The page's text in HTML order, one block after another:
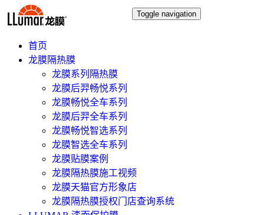
Toggle navigation
首页
龙膜隔热膜
龙膜系列隔热膜
龙膜后羿畅悦系列
龙膜畅悦全车系列
龙膜后羿全车系列
龙膜畅悦智选系列
龙膜智选全车系列
龙膜贴膜案例
龙膜隔热膜施工视频
龙膜天猫官方形象店
龙膜隔热膜授权门店查询系统